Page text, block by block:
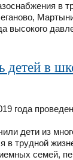
в
высокого
детей в
года
дети из
трудной
семей,